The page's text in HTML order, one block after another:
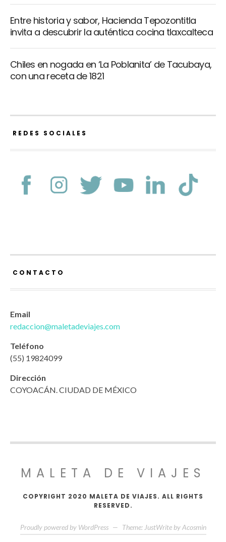
Entre historia y sabor, Hacienda Tepozontitla
invita a descubrir la auténtica cocina tlaxcalteca
Chiles en nogada en ‘La Poblanita’ de Tacubaya,
con una receta de 1821
REDES SOCIALES
CONTACTO
Email
redaccion@maletadeviajes.com
Teléfono
(55) 19824099
Dirección
COYOACÁN. CIUDAD DE MÉXICO
MALETA DE VIAJES
COPYRIGHT 2020 MALETA DE VIAJES. ALL RIGHTS
RESERVED.
Proudly powered by WordPress — Theme: JustWrite by Acosmin